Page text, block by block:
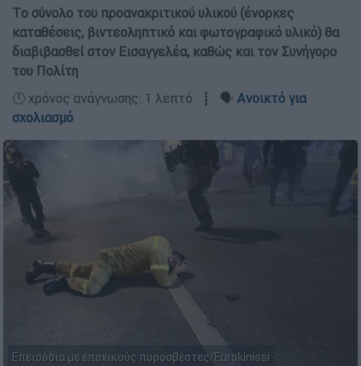
Tο σύνολο του προανακριτικού υλικού (ένορκες
καταθέσεις, βιντεοληπτικό και φωτογραφικό υλικό) θα
διαβιβασθεί στον Εισαγγελέα, καθώς και τον Συνήγορο
του Πολίτη
🕛 χρόνος ανάγνωσης: 1 λεπτό ┋ 🗣️ Ανοικτό για
σχολιασμό
Επεισόδια με εποχικούς πυροσβέστες/Eurokinissi